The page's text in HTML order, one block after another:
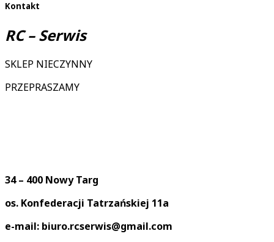
Kontakt
RC – Serwis
SKLEP NIECZYNNY
PRZEPRASZAMY
34 – 400 Nowy Targ
os. Konfederacji Tatrzańskiej 11a
e-mail: biuro.rcserwis@gmail.com